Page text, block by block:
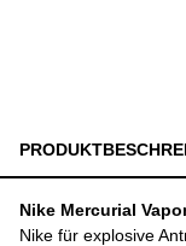
Nike Mercurial
Nike für explosive